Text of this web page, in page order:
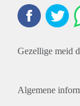
Gezellige meid
Algemene